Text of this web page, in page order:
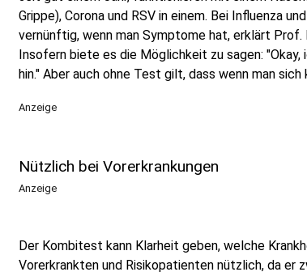
Grippe), Corona und RSV in einem. Bei Influenza
vernünftig, wenn man Symptome hat, erklärt Prof.
Insofern biete es die Möglichkeit zu sagen:
hin." Aber auch ohne Test gilt, dass wenn man
Anzeige
Nützlich bei Vorerkrankungen
Anzeige
Der Kombitest kann Klarheit geben, welche
Vorerkrankten und Risikopatienten nützlich, da er